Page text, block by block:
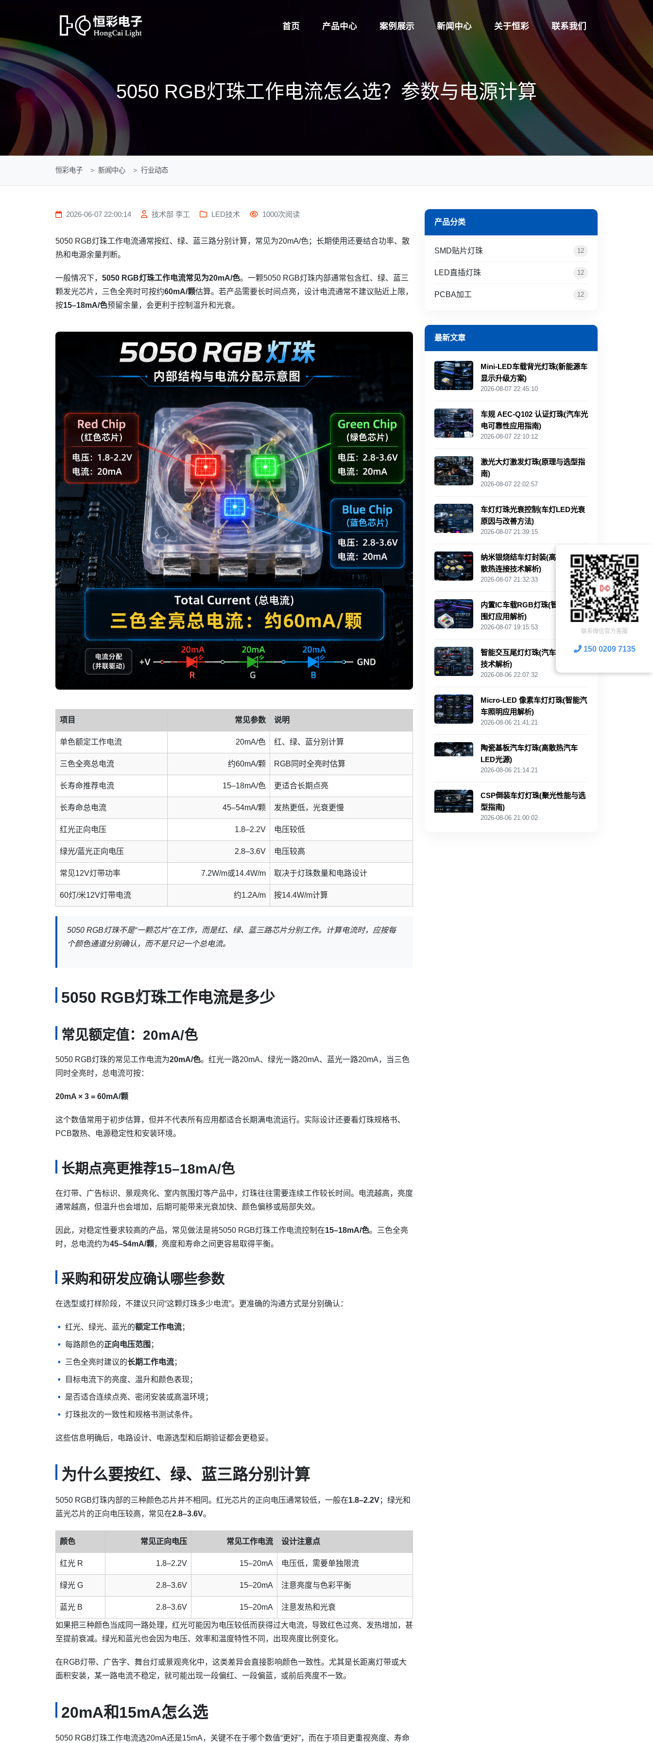
首页 产品中心 案例展示 新闻中心 关于恒彩 联系我们
5050 RGB灯珠工作电流怎么选？参数与电源计算
恒彩电子 新闻中心 行业动态
2026-06-07 22:00:14 技术部 李工 LED技术 1000次阅读
5050 RGB灯珠工作电流通常按红、绿、蓝三路分别计算，常见为20mA/色；长期使用还要结合功率、散
热和电源余量判断。
一般情况下， 5050 RGB灯珠工作电流常见为20mA/色。一颗5050 RGB灯珠内部通常包含红、绿、蓝三
颗发光芯片，三色全亮时可按约60mA/颗估算。若产品需要长时间点亮，设计电流通常不建议贴近上限，
按15–18mA/色预留余量，会更利于控制温升和光衰。
项目 常见参数 说明
单色额定工作电流 20mA/色 红、绿、蓝分别计算
三色全亮总电流 约60mA/颗 RGB同时全亮时估算
长寿命推荐电流 15–18mA/色 更适合长期点亮
长寿命总电流 45–54mA/颗 发热更低，光衰更慢
红光正向电压 1.8–2.2V 电压较低
绿光/蓝光正向电压 2.8–3.6V 电压较高
常见12V灯带功率 7.2W/m或14.4W/m 取决于灯珠数量和电路设计
60灯/米12V灯带电流 约1.2A/m 按14.4W/m计算
5050 RGB灯珠不是“一颗芯片”在工作，而是红、绿、蓝三路芯片分别工作。计算电流时，应按每
个颜色通道分别确认，而不是只记一个总电流。
5050 RGB灯珠工作电流是多少
常见额定值：20mA/色
5050 RGB灯珠的常见工作电流为20mA/色。红光一路20mA、绿光一路20mA、蓝光一路20mA，当三色
同时全亮时，总电流可按：
20mA × 3 = 60mA/颗
这个数值常用于初步估算，但并不代表所有应用都适合长期满电流运行。实际设计还要看灯珠规格书、
PCB散热、电源稳定性和安装环境。
长期点亮更推荐15–18mA/色
在灯带、广告标识、景观亮化、室内氛围灯等产品中，灯珠往往需要连续工作较长时间。电流越高，亮度
通常越高，但温升也会增加，后期可能带来光衰加快、颜色偏移或局部失效。
因此，对稳定性要求较高的产品，常见做法是将5050 RGB灯珠工作电流控制在15–18mA/色。三色全亮
时，总电流约为45–54mA/颗，亮度和寿命之间更容易取得平衡。
采购和研发应确认哪些参数
在选型或打样阶段，不建议只问“这颗灯珠多少电流”。更准确的沟通方式是分别确认：
红光、绿光、蓝光的额定工作电流；
每路颜色的正向电压范围 ；
三色全亮时建议的长期工作电流；
目标电流下的亮度、温升和颜色表现；
是否适合连续点亮、密闭安装或高温环境；
灯珠批次的一致性和规格书测试条件。
这些信息明确后，电路设计、电源选型和后期验证都会更稳妥。
为什么要按红、绿、蓝三路分别计算
5050 RGB灯珠内部的三种颜色芯片并不相同。红光芯片的正向电压通常较低，一般在1.8–2.2V；绿光和
蓝光芯片的正向电压较高，常见在2.8–3.6V。
颜色 常见正向电压 常见工作电流 设计注意点
红光 R 1.8–2.2V 15–20mA 电压低，需要单独限流
绿光 G 2.8–3.6V 15–20mA 注意亮度与色彩平衡
蓝光 B 2.8–3.6V 15–20mA 注意发热和光衰
如果把三种颜色当成同一路处理，红光可能因为电压较低而获得过大电流，导致红色过亮、发热增加，甚
至提前衰减。绿光和蓝光也会因为电压、效率和温度特性不同，出现亮度比例变化。
在RGB灯带、广告字、舞台灯或景观亮化中，这类差异会直接影响颜色一致性。尤其是长距离灯带或大
面积安装，某一路电流不稳定，就可能出现一段偏红、一段偏蓝，或前后亮度不一致。
20mA和15mA怎么选
5050 RGB灯珠工作电流选20mA还是15mA，关键不在于哪个数值“更好”，而在于项目更重视亮度、寿命
产品分类
SMD贴片灯珠 12
LED直插灯珠 12
PCBA加工 12
最新文章
Mini‑LED车载背光灯珠(新能源车
显示升级方案)
2026-08-07 22:45:10
车规 AEC‑Q102 认证灯珠(汽车光
电可靠性应用指南)
2026-08-07 22:10:12
激光大灯激发灯珠(原理与选型指
南)
2026-08-07 22:02:57
车灯灯珠光衰控制(车灯LED光衰
原因与改善方法)
2026-08-07 21:39:15
纳米银烧结车灯封装(高可靠LED
散热连接技术解析)
2026-08-07 21:32:33
内置IC车载RGB灯珠(智能汽车氛
围灯应用解析)
2026-08-07 19:15:53
智能交互尾灯灯珠(汽车灯光交互
技术解析)
2026-08-06 22:07:32
Micro-LED 像素车灯灯珠(智能汽
车照明应用解析)
2026-08-06 21:41:21
陶瓷基板汽车灯珠(高散热汽车
LED光源)
2026-08-06 21:14:21
CSP倒装车灯灯珠(聚光性能与选
型指南)
2026-08-06 21:00:02
联系微信官方客服
150 0209 7135